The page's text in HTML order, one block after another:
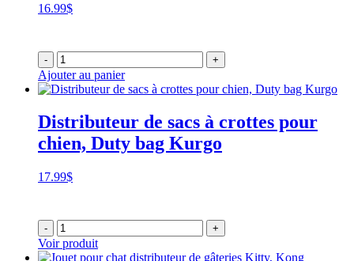
16.99$
- +
Ajouter au panier
Distributeur de sacs à crottes pour
chien, Duty bag Kurgo
17.99$
- +
Voir produit